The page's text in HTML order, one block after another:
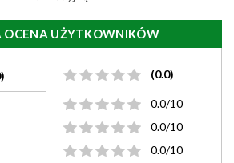
OCENA UŻYTKOWNIKÓW
(0.0)
0.0/10
0.0/10
0.0/10